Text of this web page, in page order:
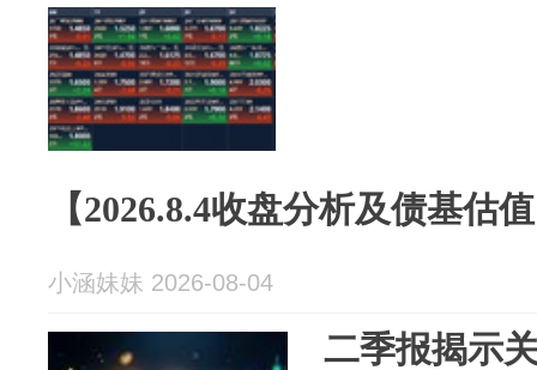
【2026.8.4收盘分析及债基估
小涵妹妹 2026-08-04
二季报揭示